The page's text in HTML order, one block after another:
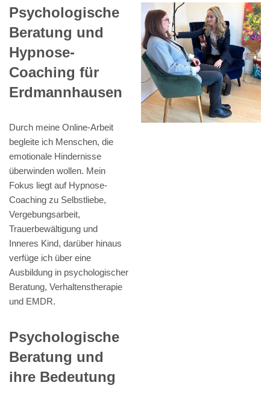
Psychologische
Beratung und
Hypnose-
Coaching für
Erdmannhausen
Durch meine Online-Arbeit
begleite ich Menschen, die
emotionale Hindernisse
überwinden wollen. Mein
Fokus liegt auf Hypnose-
Coaching zu Selbstliebe,
Vergebungsarbeit,
Trauerbewältigung und
Inneres Kind, darüber hinaus
verfüge ich über eine
Ausbildung in psychologischer
Beratung, Verhaltenstherapie
und EMDR.
Psychologische
Beratung und
ihre Bedeutung